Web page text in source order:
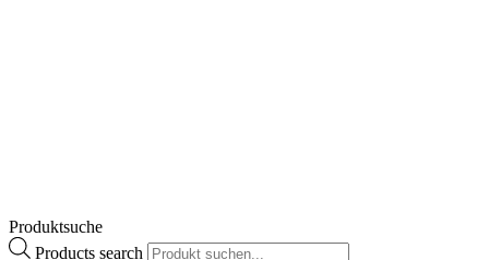
Produktsuche
Products search